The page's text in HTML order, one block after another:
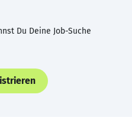
Du Deine Job-Suche